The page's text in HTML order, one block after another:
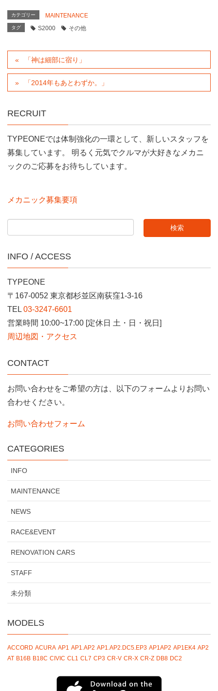
カテゴリー MAINTENANCE
タグ S2000 その他
「神は細部に宿り」
「2014年もあとわずか。」
RECRUIT
TYPEONEでは体制強化の一環として、新しいスタッフを
募集しています。 明るく元気でクルマが大好きなメカニ
ックのご応募をお待ちしています。
メカニック募集要項
INFO / ACCESS
TYPEONE
〒167-0052 東京都杉並区南荻窪1-3-16
TEL 03-3247-6601
営業時間 10:00~17:00 [定休日 土・日・祝日]
周辺地図・アクセス
CONTACT
お問い合わせをご希望の方は、以下のフォームよりお問い
合わせください。
お問い合わせフォーム
CATEGORIES
INFO
MAINTENANCE
NEWS
RACE&EVENT
RENOVATION CARS
STAFF
未分類
MODELS
ACCORD ACURA AP1 AP1.AP2 AP1.AP2.DC5.EP3 AP1AP2 AP1EK4 AP2
AT B16B B18C CIVIC CL1 CL7 CP3 CR-V CR-X CR-Z DB8 DC2